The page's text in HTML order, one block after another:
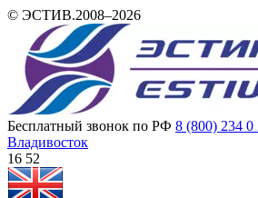
© ЭСТИВ.2008–2026
Бесплатный звонок по РФ 8 (800) 234 0
Владивосток
16:52